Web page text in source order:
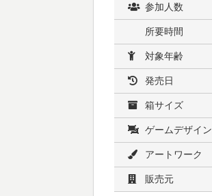
参加人数
所要時間
対象年齢
発売日
箱サイズ
ゲームデザイン
アートワーク
販売元